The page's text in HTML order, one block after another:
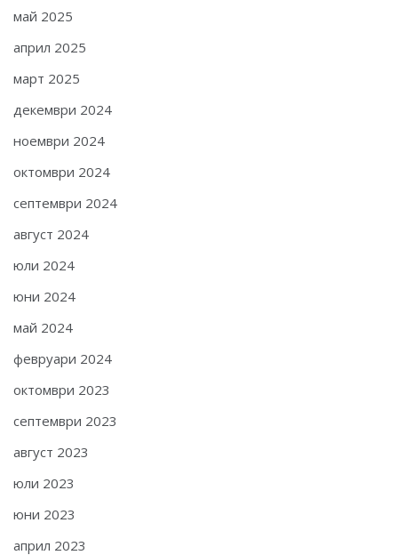
май 2025
април 2025
март 2025
декември 2024
ноември 2024
октомври 2024
септември 2024
август 2024
юли 2024
юни 2024
май 2024
февруари 2024
октомври 2023
септември 2023
август 2023
юли 2023
юни 2023
април 2023